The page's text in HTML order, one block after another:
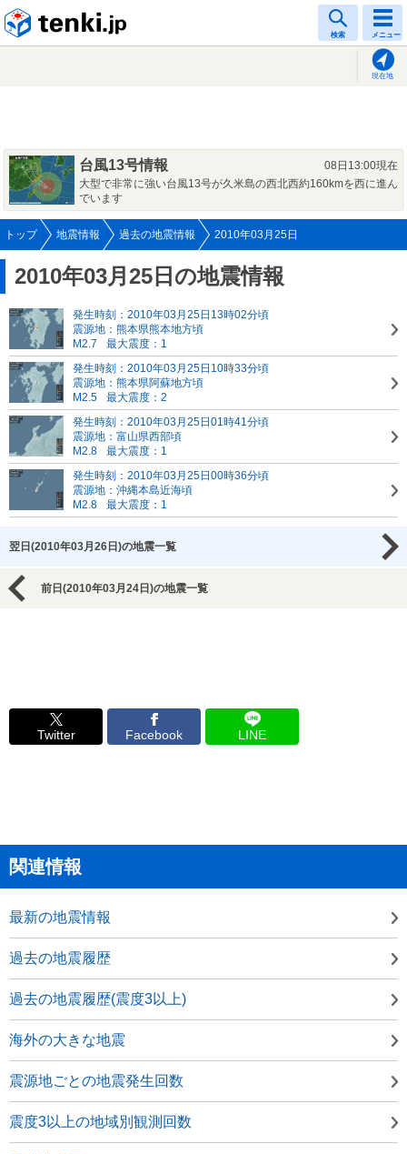
検索 メニュー
現在地
台風13号情報
08日13:00現在
大型で非常に強い台風13号が久米島の西北西約160kmを西に進ん
でいます
トップ 地震情報 過去の地震情報 2010年03月25日
2010年03月25日の地震情報
発生時刻：2010年03月25日13時02分頃
震源地：熊本県熊本地方頃
M2.7
最大震度：1
発生時刻：2010年03月25日10時33分頃
震源地：熊本県阿蘇地方頃
M2.5
最大震度：2
発生時刻：2010年03月25日01時41分頃
震源地：富山県西部頃
M2.8
最大震度：1
発生時刻：2010年03月25日00時36分頃
震源地：沖縄本島近海頃
M2.8
最大震度：1
翌日(2010年03月26日)の地震一覧
前日(2010年03月24日)の地震一覧
Twitter Facebook LINE
関連情報
最新の地震情報
過去の地震履歴
過去の地震履歴(震度3以上)
海外の大きな地震
震源地ごとの地震発生回数
震度3以上の地域別観測回数